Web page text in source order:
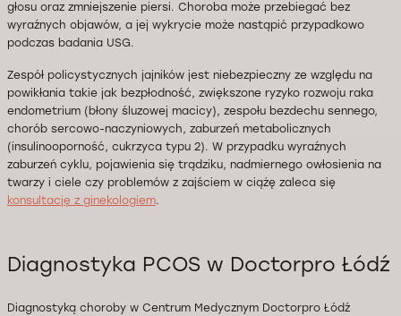
głosu oraz zmniejszenie piersi. Choroba może przebiegać bez
wyraźnych objawów, a jej wykrycie może nastąpić przypadkowo
podczas badania USG.
Zespół policystycznych jajników jest niebezpieczny ze względu na
powikłania takie jak bezpłodność, zwiększone ryzyko rozwoju raka
endometrium (błony śluzowej macicy), zespołu bezdechu sennego,
chorób sercowo-naczyniowych, zaburzeń metabolicznych
(insulinooporność, cukrzyca typu 2). W przypadku wyraźnych
zaburzeń cyklu, pojawienia się trądziku, nadmiernego owłosienia na
twarzy i ciele czy problemów z zajściem w ciążę zaleca się
konsultację z ginekologiem.
Diagnostyka PCOS w Doctorpro Łódź
Diagnostyką choroby w Centrum Medycznym Doctorpro Łódź